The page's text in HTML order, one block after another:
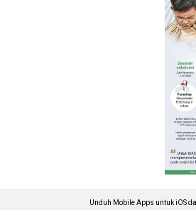
Unduh Mobile Apps untuk iOS